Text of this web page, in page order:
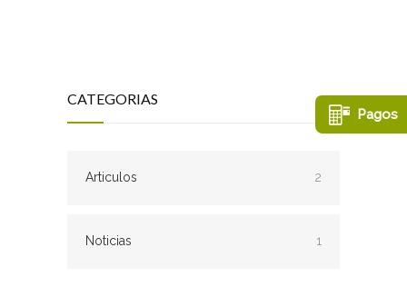
CATEGORIAS
Articulos 2
Noticias 1
Pagos